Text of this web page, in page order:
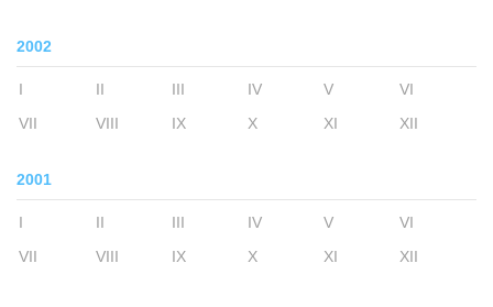
2002
I II III IV V
VI
VII
VIII IX X XI XII
2001
I II III IV V
VI
VII
VIII IX X XI XII